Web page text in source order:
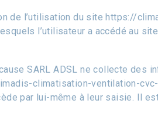
de l’utilisation du site https://
l’utilisateur a accédé au
SARL ADSL ne collecte des
climatisation-ventilation-
par lui-même à leur saisie. Il